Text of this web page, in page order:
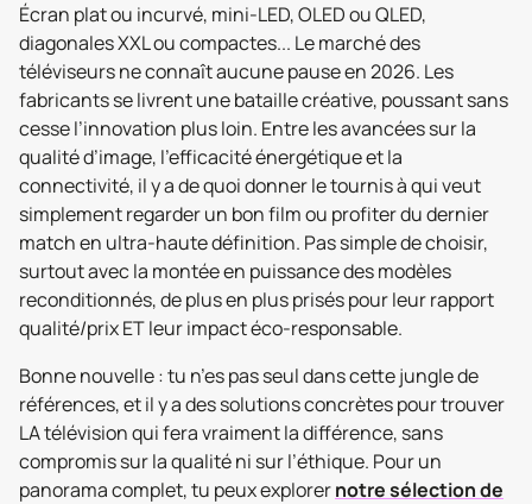
Écran plat ou incurvé, mini-LED, OLED ou QLED,
diagonales XXL ou compactes... Le marché des
téléviseurs ne connaît aucune pause en 2026. Les
fabricants se livrent une bataille créative, poussant sans
cesse l’innovation plus loin. Entre les avancées sur la
qualité d’image, l’efficacité énergétique et la
connectivité, il y a de quoi donner le tournis à qui veut
simplement regarder un bon film ou profiter du dernier
match en ultra-haute définition. Pas simple de choisir,
surtout avec la montée en puissance des modèles
reconditionnés, de plus en plus prisés pour leur rapport
qualité/prix ET leur impact éco-responsable.
Bonne nouvelle : tu n’es pas seul dans cette jungle de
références, et il y a des solutions concrètes pour trouver
LA télévision qui fera vraiment la différence, sans
compromis sur la qualité ni sur l’éthique. Pour un
panorama complet, tu peux explorernotre sélection de